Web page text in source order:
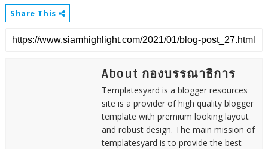
Share This
About กองบรรณาธิการ
Templatesyard is a blogger resources
site is a provider of high quality blogger
template with premium looking layout
and robust design. The main mission of
templatesyard is to provide the best